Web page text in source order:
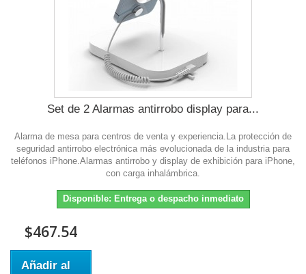
Set de 2 Alarmas antirrobo display para...
Alarma de mesa para centros de venta y experiencia.La protección de
seguridad antirrobo electrónica más evolucionada de la industria para
teléfonos iPhone.Alarmas antirrobo y display de exhibición para iPhone,
con carga inhalámbrica.
Disponible: Entrega o despacho inmediato
$467.54
Añadir al